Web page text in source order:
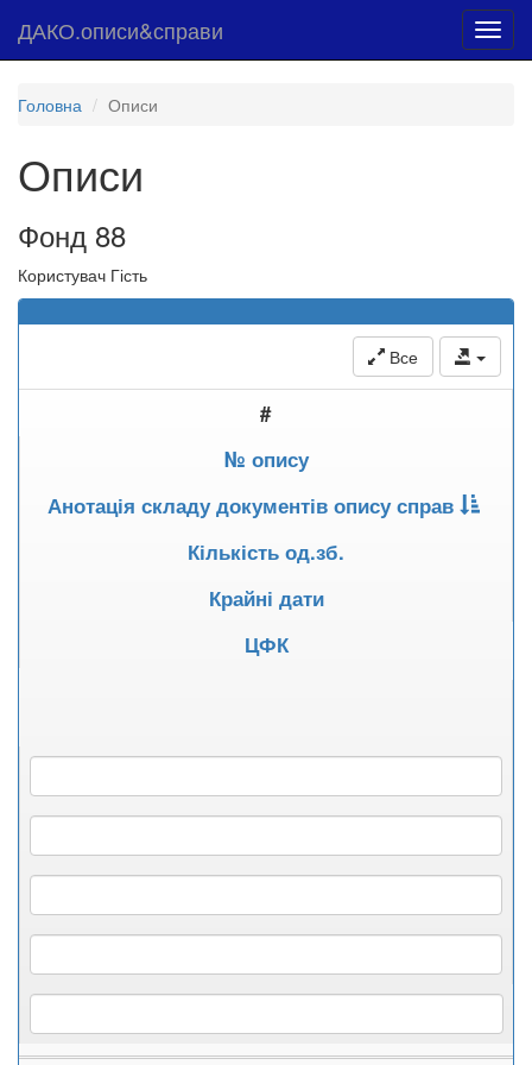
ДАКО.описи&справи
Головна Описи
Описи
Фонд 88
Користувач Гість
Все
#
№ опису
Анотація складу документів опису справ
Кількість од.зб.
Крайні дати
ЦФК